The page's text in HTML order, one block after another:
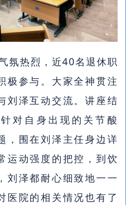
氛热烈，近40名退休职
极参与。大家全神贯注
刘泽互动交流。讲座结
对自身出现的关节酸
，围在刘泽主任身边详
运动强度的把控，到饮
刘泽都耐心细致地一一
医院的相关情况也有了